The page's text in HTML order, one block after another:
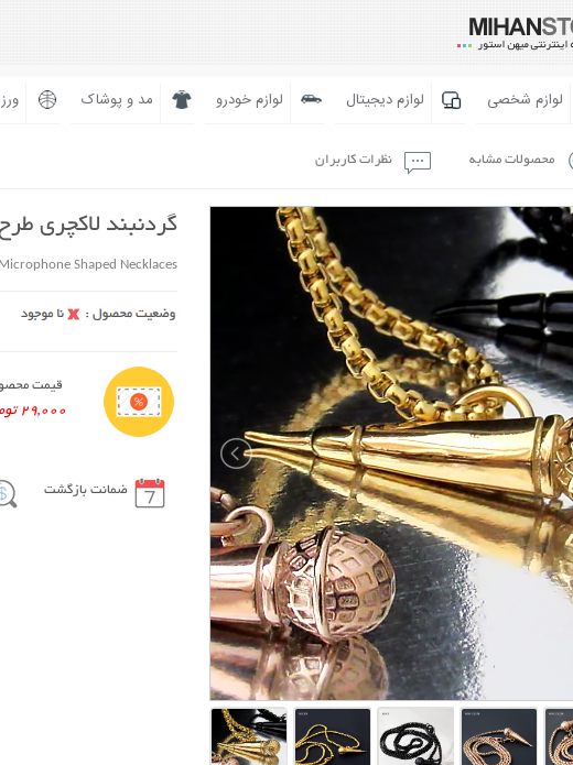
لوازم شخصی لوازم دیجیتال لوازم خودرو مد و پوشاک
محصولات مشابه نظرات کاربران
گردنبند لاکچری
Shaped Necklaces
قیمت
29,000 تومان
ضمانت بازگشت